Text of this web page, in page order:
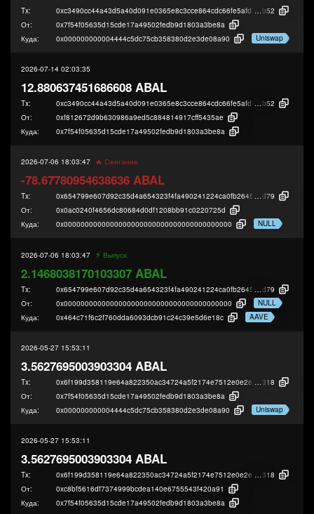
Tx: 0xc3490cc44a43d5a40d091e0365e8c3cce864cdc66fe5afd7bc0cb5b075108
b52
От:
0x7f54f05635d15cde17a49502fedb9d1803a3be8a
Куда:
0x000000000004444c5dc75cb358380d2e3de08a90 Uniswap
2026-07-14 02:03:35
12.880637451686608 ABAL
Tx: 0xc3490cc44a43d5a40d091e0365e8c3cce864cdc66fe5afd7bc0cb5b075108
b52
От:
0xf812672d9b630986a9ed5c884814917cff5435ae
Куда:
0x7f54f05635d15cde17a49502fedb9d1803a3be8a
2026-07-06 18:03:47 🔥 Сжигание
-78.67780954638636 ABAL
Tx: 0x654799e607d92c35d4a654323f4fa490241224ca0fb2645f3eebb97b39cb5
d79
От:
0x0ac0240f4656dc80684d0df1208bb91c0220725d
Куда:
0x0000000000000000000000000000000000000000 NULL
2026-07-06 18:03:47 ⚡️ Выпуск
2.1468038170103307 ABAL
Tx: 0x654799e607d92c35d4a654323f4fa490241224ca0fb2645f3eebb97b39cb5
d79
От:
0x0000000000000000000000000000000000000000
NULL
Куда:
0x464c71f6c2f760dda6093dcb91c24c39e5d6e18c AAVE
2026-05-27 15:53:11
3.5627695003903304 ABAL
Tx: 0x6f199d358119e64a822350ac34724a5f2174e7512e0e2e49f505fb4596456
318
От:
0x7f54f05635d15cde17a49502fedb9d1803a3be8a
Куда:
0x000000000004444c5dc75cb358380d2e3de08a90 Uniswap
2026-05-27 15:53:11
3.5627695003903304 ABAL
Tx: 0x6f199d358119e64a822350ac34724a5f2174e7512e0e2e49f505fb4596456
318
От:
0xc8bf5616df7374999bcdea140e6755543f420a91
Куда:
0x7f54f05635d15cde17a49502fedb9d1803a3be8a